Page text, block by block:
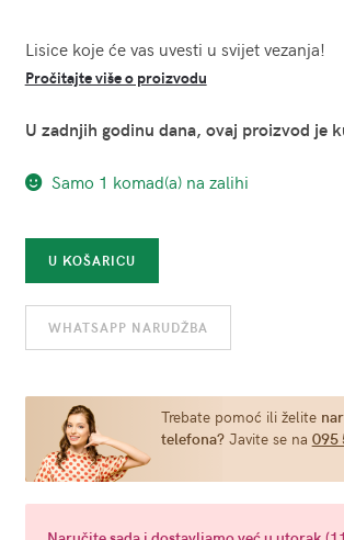
Lisice koje će vas uvesti u svijet vezanja!
Pročitajte više o proizvodu
U zadnjih godinu dana, ovaj proizvod je
Samo 1 komad(a) na zalihi
Lisice
crvene
-
Marabou
U KOŠARICU
WHATSAPP NARUDŽBA
Trebate pomoć ili želite
telefona?Javite se na 095